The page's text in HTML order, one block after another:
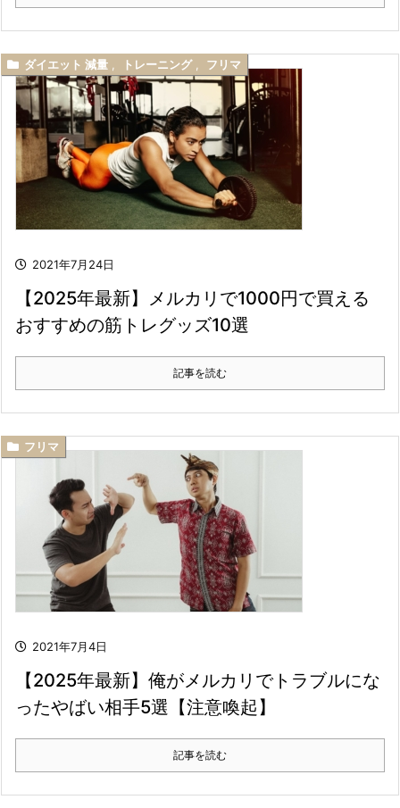
2021年7月24日
ダイエット 減量 トレーニング フリマ
【2025年最新】メルカリで1000円で買える
おすすめの筋トレグッズ10選
記事を読む
2021年7月4日
フリマ
【2025年最新】俺がメルカリでトラブルにな
ったやばい相手5選【注意喚起】
記事を読む